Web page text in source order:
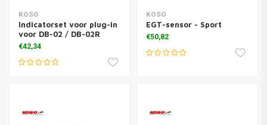
KOSO
Indicatorset voor plug-in
voor DB-02 / DB-02R
€42,34
KOSO
EGT-sensor - Sport
€50,82